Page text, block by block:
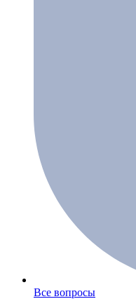
Все вопросы